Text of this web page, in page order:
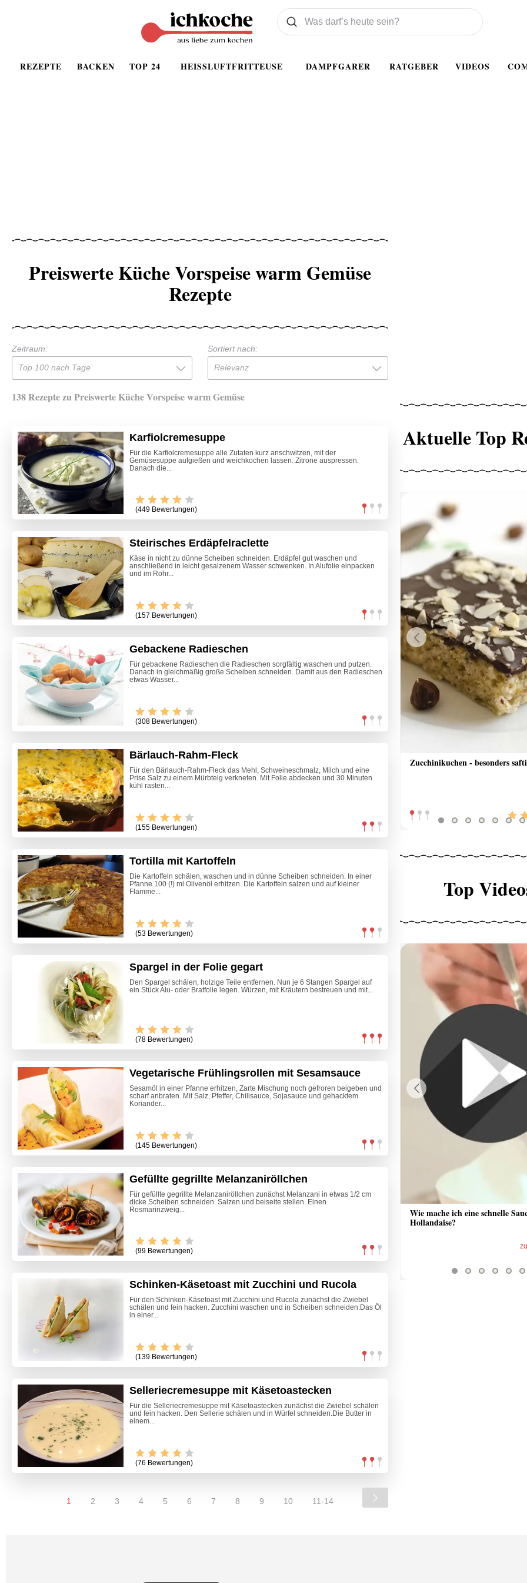
REZEPTE BACKEN TOP 24 HEISSLUFTFRITTEUSE DAMPFGARER RATGEBER VIDEOS
Was wollen Sie suchen
Suchen
Preiswerte Küche Vorspeise warm Gemüse
Rezepte
Zeitraum:
Top 100 nach Tage
Sortiert nach:
Relevanz
138 Rezepte zu Preiswerte Küche Vorspeise warm Gemüse
Karfiolcremesuppe
Für die Karfiolcremesuppe alle Zutaten kurz anschwitzen, mit der
Gemüsesuppe aufgießen und weichkochen lassen. Zitrone auspressen.
Danach die...
(449 Bewertungen)
Steirisches Erdäpfelraclette
Käse in nicht zu dünne Scheiben schneiden. Erdäpfel gut waschen und
anschließend in leicht gesalzenem Wasser schwenken. In Alufolie einpacken
und im Rohr...
(157 Bewertungen)
Gebackene Radieschen
Für gebackene Radieschen die Radieschen sorgfältig waschen und putzen.
Danach in gleichmäßig große Scheiben schneiden. Damit aus den Radieschen
etwas Wasser...
(308 Bewertungen)
Bärlauch-Rahm-Fleck
Für den Bärlauch-Rahm-Fleck das Mehl, Schweineschmalz, Milch und eine
Prise Salz zu einem Mürbteig verkneten. Mit Folie abdecken und 30 Minuten
kühl rasten...
(155 Bewertungen)
Tortilla mit Kartoffeln
Die Kartoffeln schälen, waschen und in dünne Scheiben schneiden. In einer
Pfanne 100 (!) ml Olivenöl erhitzen. Die Kartoffeln salzen und auf kleiner
Flamme...
(53 Bewertungen)
Spargel in der Folie gegart
Den Spargel schälen, holzige Teile entfernen. Nun je 6 Stangen Spargel auf
ein Stück Alu- oder Bratfolie legen. Würzen, mit Kräutern bestreuen und mit...
(78 Bewertungen)
Vegetarische Frühlingsrollen mit Sesamsauce
Sesamöl in einer Pfanne erhitzen, Zarte Mischung noch gefroren beigeben und
scharf anbraten. Mit Salz, Pfeffer, Chilisauce, Sojasauce und gehacktem
Koriander...
(145 Bewertungen)
Gefüllte gegrillte Melanzaniröllchen
Für gefüllte gegrillte Melanzaniröllchen zunächst Melanzani in etwas 1/2 cm
dicke Scheiben schneiden. Salzen und beiseite stellen. Einen
Rosmarinzweig...
(99 Bewertungen)
Schinken-Käsetoast mit Zucchini und Rucola
Für den Schinken-Käsetoast mit Zucchini und Rucola zunächst die Zwiebel
schälen und fein hacken. Zucchini waschen und in Scheiben schneiden.Das Öl
in einer...
(139 Bewertungen)
Selleriecremesuppe mit Käsetoastecken
Für die Selleriecremesuppe mit Käsetoastecken zunächst die Zwiebel schälen
und fein hacken. Den Sellerie schälen und in Würfel schneiden.Die Butter in
einem...
(76 Bewertungen)
1 2 3 4 5 6 7 8 9 10 11-14
Aktuelle Top
Zucchinikuchen - besonders
Himmlische Bananenschnitten
Previous
Top
Wie mache ich eine schnelle
Hollandaise?
zum Video
Previous